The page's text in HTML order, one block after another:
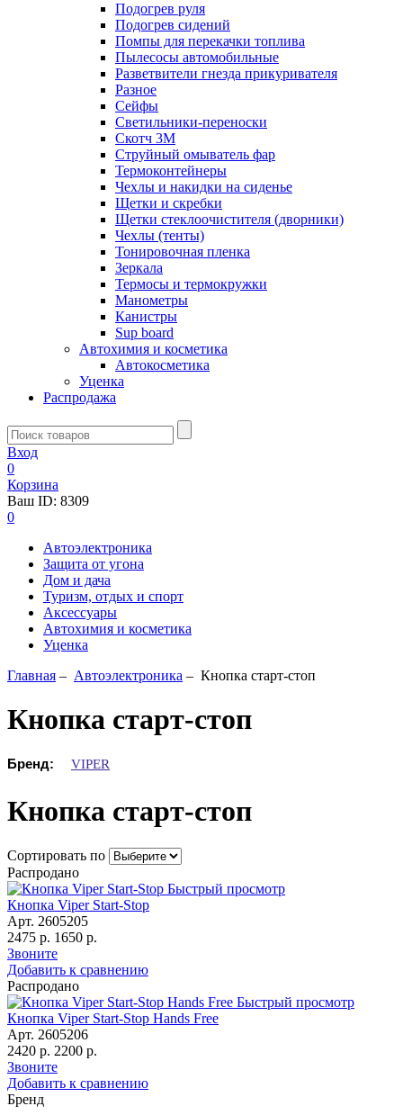
Подогрев руля
Подогрев сидений
Помпы для перекачки топлива
Пылесосы автомобильные
Разветвители гнезда прикуривателя
Разное
Сейфы
Светильники-переноски
Скотч 3М
Струйный омыватель фар
Термоконтейнеры
Чехлы и накидки на сиденье
Щетки и скребки
Щетки стеклоочистителя (дворники)
Чехлы (тенты)
Тонировочная пленка
Зеркалa
Термосы и термокружки
Манометры
Канистры
Sup board
Автохимия и косметика
Автокосметика
Уценка
Распродажа
Вход
0
Корзина
Ваш ID: 8309
0
Автоэлектроника
Защита от угона
Дом и дача
Туризм, отдых и спорт
Аксессуары
Автохимия и косметика
Уценка
Главная – Автоэлектроника – Кнопка старт-стоп
Кнопка старт-стоп
Бренд: VIPER
Кнопка старт-стоп
Сортировать по
Распродано
Быстрый просмотр
Кнопка Viper Start-Stop
Арт. 2605205
2475 р. 1650 р.
Звоните
Добавить к сравнению
Распродано
Быстрый просмотр
Кнопка Viper Start-Stop Hands Free
Арт. 2605206
2420 р. 2200 р.
Звоните
Добавить к сравнению
Бренд